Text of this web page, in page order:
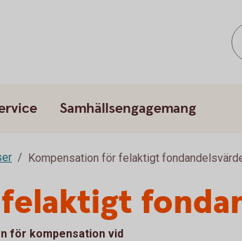
Samhällsengagemang
Kompensation för felaktigt
för kompensation vid